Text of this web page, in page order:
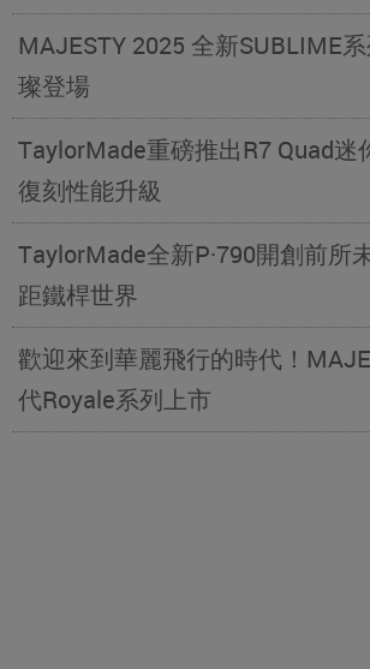
MAJESTY 2025 全新SUBLIME
璨登場
TaylorMade重磅推出R7 Quad迷
復刻性能升級
TaylorMade全新P·790開創前所
距鐵桿世界
歡迎來到華麗飛行的時代！
代Royale系列上市